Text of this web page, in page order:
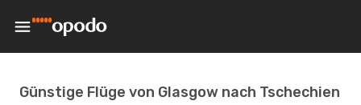
Günstige Flüge von Glasgow nach Tschechien